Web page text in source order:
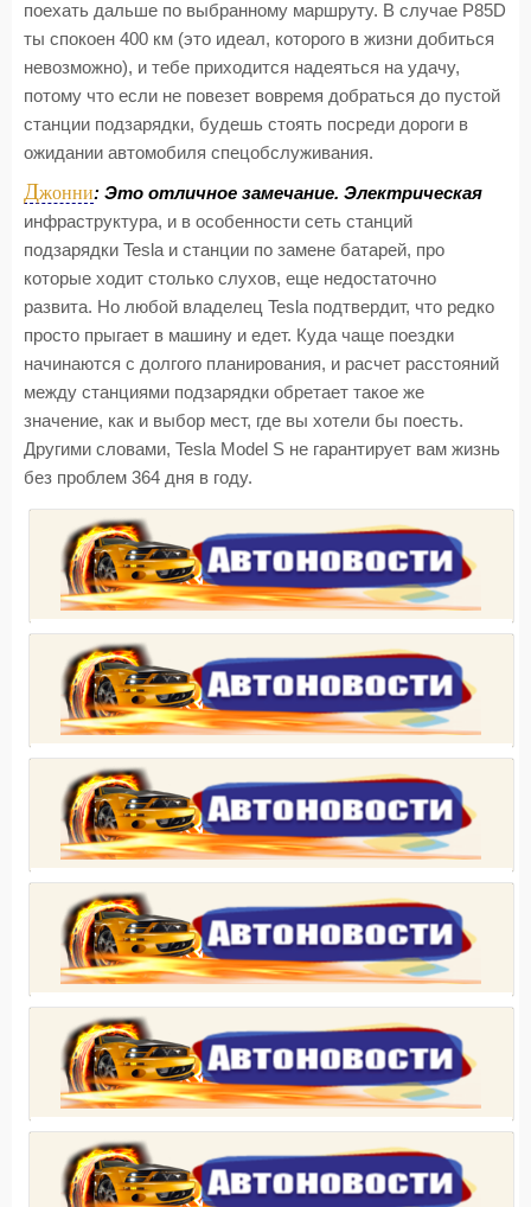
поехать дальше по выбранному маршруту. В случае P85D
ты спокоен 400 км (это идеал, которого в жизни добиться
невозможно), и тебе приходится надеяться на удачу,
потому что если не повезет вовремя добраться до пустой
станции подзарядки, будешь стоять посреди дороги в
ожидании автомобиля спецобслуживания.
Джонни: Это отличное замечание. Электрическая
инфраструктура, и в особенности сеть станций
подзарядки Tesla и станции по замене батарей, про
которые ходит столько слухов, еще недостаточно
развита. Но любой владелец Tesla подтвердит, что редко
просто прыгает в машину и едет. Куда чаще поездки
начинаются с долгого планирования, и расчет расстояний
между станциями подзарядки обретает такое же
значение, как и выбор мест, где вы хотели бы поесть.
Другими словами, Tesla Model S не гарантирует вам жизнь
без проблем 364 дня в году.